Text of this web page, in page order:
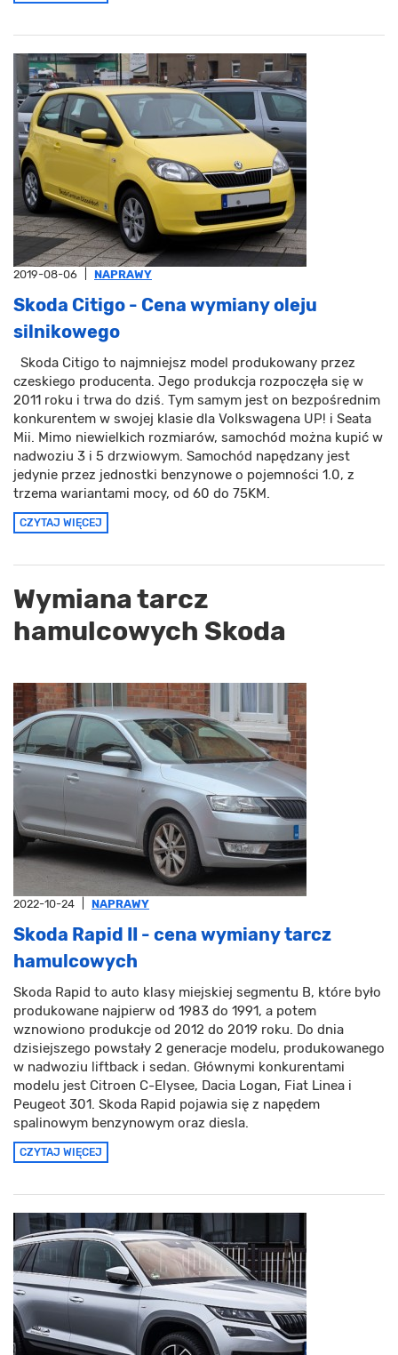
2019-08-06 NAPRAWY
Skoda Citigo - Cena wymiany oleju
silnikowego
Skoda Citigo to najmniejsz model produkowany przez
czeskiego producenta. Jego produkcja rozpoczęła się w
2011 roku i trwa do dziś. Tym samym jest on bezpośrednim
konkurentem w swojej klasie dla Volkswagena UP! i Seata
Mii. Mimo niewielkich rozmiarów, samochód można kupić w
nadwoziu 3 i 5 drzwiowym. Samochód napędzany jest
jedynie przez jednostki benzynowe o pojemności 1.0, z
trzema wariantami mocy, od 60 do 75KM.
CZYTAJ WIĘCEJ
Wymiana tarcz
hamulcowych Skoda
2022-10-24 NAPRAWY
Skoda Rapid II - cena wymiany tarcz
hamulcowych
Skoda Rapid to auto klasy miejskiej segmentu B, które było
produkowane najpierw od 1983 do 1991, a potem
wznowiono produkcje od 2012 do 2019 roku. Do dnia
dzisiejszego powstały 2 generacje modelu, produkowanego
w nadwoziu liftback i sedan. Głównymi konkurentami
modelu jest Citroen C-Elysee, Dacia Logan, Fiat Linea i
Peugeot 301. Skoda Rapid pojawia się z napędem
spalinowym benzynowym oraz diesla.
CZYTAJ WIĘCEJ